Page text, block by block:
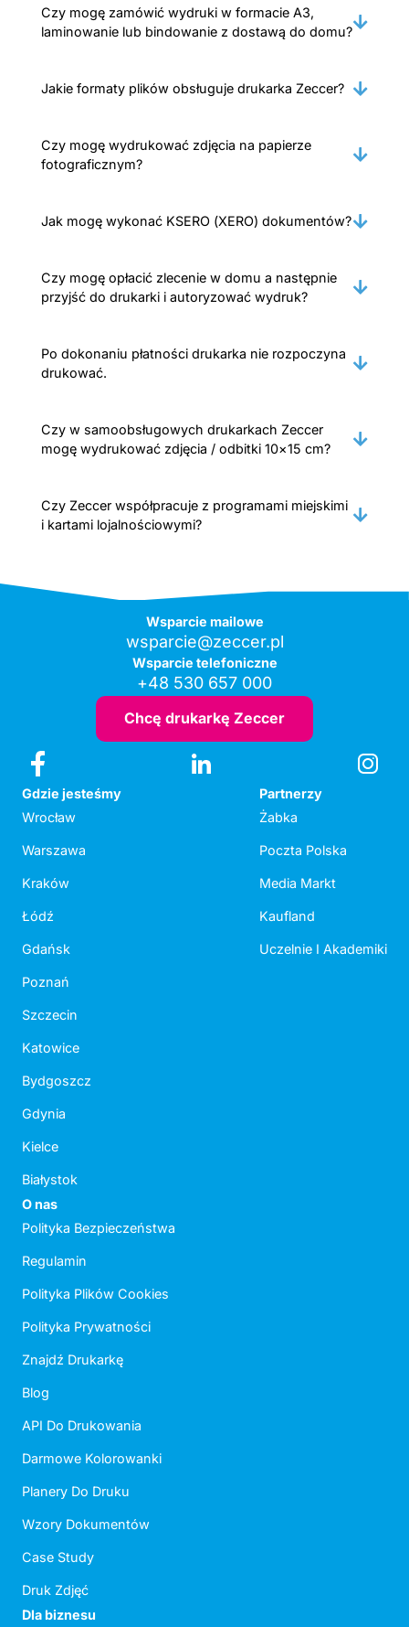
Czy mogę zamówić wydruki w formacie A3,
laminowanie lub bindowanie z dostawą do domu?
Jakie formaty plików obsługuje drukarka Zeccer?
Czy mogę wydrukować zdjęcia na papierze
fotograficznym?
Jak mogę wykonać KSERO (XERO) dokumentów?
Czy mogę opłacić zlecenie w domu a następnie
przyjść do drukarki i autoryzować wydruk?
Po dokonaniu płatności drukarka nie rozpoczyna
drukować.
Czy w samoobsługowych drukarkach Zeccer
mogę wydrukować zdjęcia / odbitki 10×15 cm?
Czy Zeccer współpracuje z programami miejskimi
i kartami lojalnościowymi?
Wsparcie mailowe
wsparcie@zeccer.pl
Wsparcie telefoniczne
+48 530 657 000
Chcę drukarkę Zeccer
Gdzie jesteśmy
Wrocław
Warszawa
Kraków
Łódź
Gdańsk
Poznań
Szczecin
Katowice
Bydgoszcz
Gdynia
Kielce
Białystok
Partnerzy
Żabka
Poczta Polska
Media Markt
Kaufland
Uczelnie I Akademiki
O nas
Polityka Bezpieczeństwa
Regulamin
Polityka Plików Cookies
Polityka Prywatności
Znajdź Drukarkę
Blog
API Do Drukowania
Darmowe Kolorowanki
Planery Do Druku
Wzory Dokumentów
Case Study
Druk Zdjęć
Dla biznesu